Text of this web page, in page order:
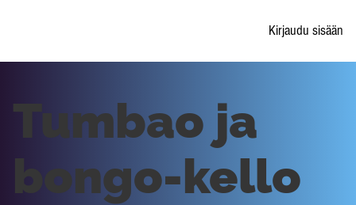
Kirjaudu sisään
Tumbao ja
bongo-kello